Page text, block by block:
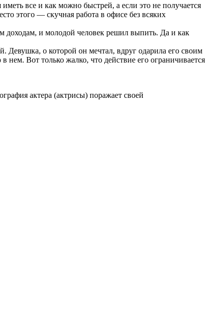
все и как можно быстрей, а если это не получается
этого — скучная работа в офисе без всяких
доходам, и молодой человек решил выпить. Да и как
Девушка, о которой он мечтал, вдруг одарила его своим
Вот только жалко, что действие его ограничивается
актера (актрисы) поражает своей